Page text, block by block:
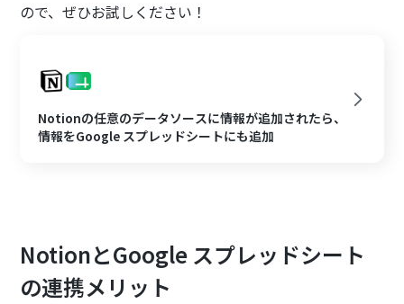
ので、ぜひお試しください！
Notionの任意のデータソースに情報が追加されたら、
情報をGoogle スプレッドシートにも追加
NotionとGoogle スプレッドシート
の連携メリット